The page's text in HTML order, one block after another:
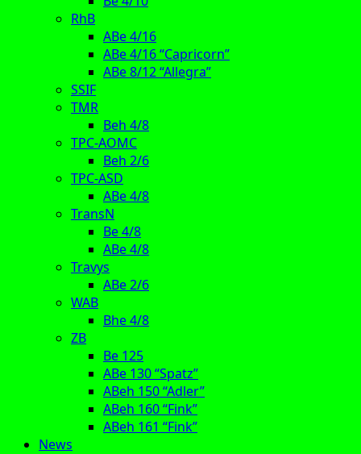
RhB
ABe 4/16
ABe 4/16 “Capricorn”
ABe 8/12 “Allegra”
SSIF
TMR
Beh 4/8
TPC-AOMC
Beh 2/6
TPC-ASD
ABe 4/8
TransN
Be 4/8
ABe 4/8
Travys
ABe 2/6
WAB
Bhe 4/8
ZB
Be 125
ABe 130 “Spatz”
ABeh 150 “Adler”
ABeh 160 “Fink”
ABeh 161 “Fink”
News